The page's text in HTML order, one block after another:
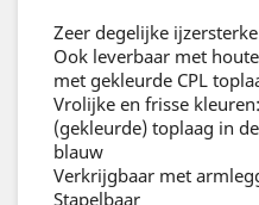
Zeer degelijke
Ook leverbaar met
met gekleurde CPL
Vrolijke en frisse
(gekleurde) toplaag in
blauw
Verkrijgbaar met
Stapelbaar